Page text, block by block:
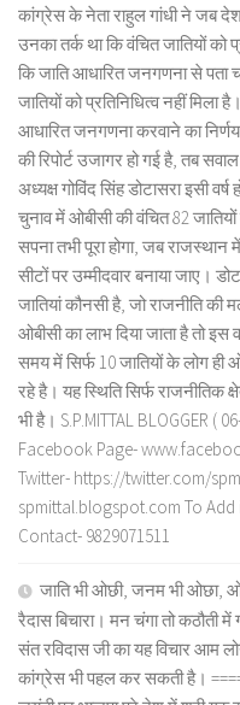
कांग्रेस के नेता राहुल गांधी ने जब
उनका तर्क था कि वंचित जातियों को
कि जाति आधारित जनगणना से पता
जातियों को प्रतिनिधित्व नहीं
आधारित जनगणना करवाने का
की रिपोर्ट उजागर हो गई है, तब
अध्यक्ष गोविंद सिंह डोटासरा इसी
चुनाव में ओबीसी की वंचित 82
सपना तभी पूरा होगा, जब राजस्थान
सीटों पर उम्मीदवार बनाया जाए।
जातियां कौनसी है, जो राजनीति की
ओबीसी का लाभ दिया जाता है तो
समय में सिर्फ 10 जातियों के लोग ही
रहे है। यह स्थिति सिर्फ राजनीतिक
भी है। S.P.MITTAL BLOGGER (
Facebook Page-
Twitter- https://twitter.com/
spmittal.blogspot.com To Add
Contact- 9829071511
जाति भी ओछी, जनम भी ओछा,
रैदास बिचारा। मन चंगा तो कठौती
संत रविदास जी का यह विचार आम
कांग्रेस भी पहल कर सकती है।